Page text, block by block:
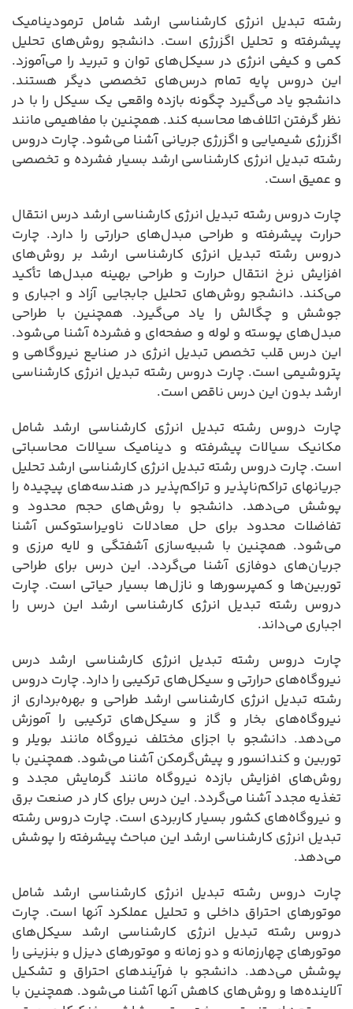
رشته تبدیل انرژی کارشناسی ارشد شامل ترمودینامیک
پیشرفته و تحلیل اگزرژی است. دانشجو روش‌های تحلیل
کمی و کیفی انرژی در سیکل‌های توان و تبرید را می‌آموزد.
این دروس پایه تمام درس‌های تخصصی دیگر هستند.
دانشجو یاد می‌گیرد چگونه بازده واقعی یک سیکل را با در
نظر گرفتن اتلاف‌ها محاسبه کند. همچنین با مفاهیمی مانند
اگزرژی شیمیایی و اگزرژی جریانی آشنا می‌شود. چارت دروس
رشته تبدیل انرژی کارشناسی ارشد بسیار فشرده و تخصصی
و عمیق است.
چارت دروس رشته تبدیل انرژی کارشناسی ارشد درس انتقال
حرارت پیشرفته و طراحی مبدل‌های حرارتی را دارد. چارت
دروس رشته تبدیل انرژی کارشناسی ارشد بر روش‌های
افزایش نرخ انتقال حرارت و طراحی بهینه مبدل‌ها تأکید
می‌کند. دانشجو روش‌های تحلیل جابجایی آزاد و اجباری و
جوشش و چگالش را یاد می‌گیرد. همچنین با طراحی
مبدل‌های پوسته و لوله و صفحه‌ای و فشرده آشنا می‌شود.
این درس قلب تخصص تبدیل انرژی در صنایع نیروگاهی و
پتروشیمی است. چارت دروس رشته تبدیل انرژی کارشناسی
ارشد بدون این درس ناقص است.
چارت دروس رشته تبدیل انرژی کارشناسی ارشد شامل
مکانیک سیالات پیشرفته و دینامیک سیالات محاسباتی
است. چارت دروس رشته تبدیل انرژی کارشناسی ارشد تحلیل
جریانهای تراکم‌ناپذیر و تراکم‌پذیر در هندسه‌های پیچیده را
پوشش می‌دهد. دانشجو با روش‌های حجم محدود و
تفاضلات محدود برای حل معادلات ناویراستوکس آشنا
می‌شود. همچنین با شبیه‌سازی آشفتگی و لایه مرزی و
جریان‌های دوفازی آشنا می‌گردد. این درس برای طراحی
توربین‌ها و کمپرسورها و نازل‌ها بسیار حیاتی است. چارت
دروس رشته تبدیل انرژی کارشناسی ارشد این درس را
اجباری می‌داند.
چارت دروس رشته تبدیل انرژی کارشناسی ارشد درس
نیروگاه‌های حرارتی و سیکل‌های ترکیبی را دارد. چارت دروس
رشته تبدیل انرژی کارشناسی ارشد طراحی و بهره‌برداری از
نیروگاه‌های بخار و گاز و سیکل‌های ترکیبی را آموزش
می‌دهد. دانشجو با اجزای مختلف نیروگاه مانند بویلر و
توربین و کندانسور و پیش‌گرمکن آشنا می‌شود. همچنین با
روش‌های افزایش بازده نیروگاه مانند گرمایش مجدد و
تغذیه مجدد آشنا می‌گردد. این درس برای کار در صنعت برق
و نیروگاه‌های کشور بسیار کاربردی است. چارت دروس رشته
تبدیل انرژی کارشناسی ارشد این مباحث پیشرفته را پوشش
می‌دهد.
چارت دروس رشته تبدیل انرژی کارشناسی ارشد شامل
موتورهای احتراق داخلی و تحلیل عملکرد آنها است. چارت
دروس رشته تبدیل انرژی کارشناسی ارشد سیکل‌های
موتورهای چهارزمانه و دو زمانه و موتورهای دیزل و بنزینی را
پوشش می‌دهد. دانشجو با فرآیندهای احتراق و تشکیل
آلاینده‌ها و روش‌های کاهش آنها آشنا می‌شود. همچنین با